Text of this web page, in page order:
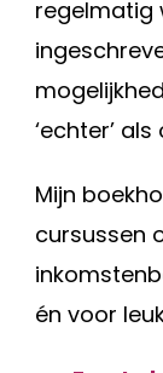
regelmatig
‘echter’
Mijn
cursussen
én voor